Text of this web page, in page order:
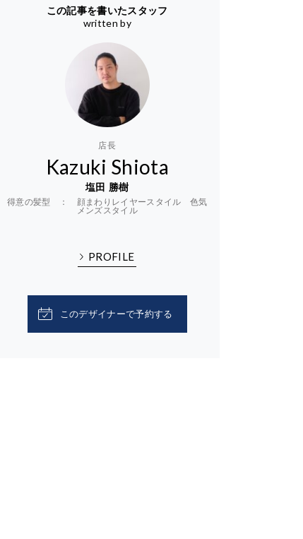
この記事を書いたスタッフ
written by
店長
Kazuki Shiota
塩田 勝樹
得意の髪型 ： 顔まわりレイヤースタイル 色気
メンズスタイル
PROFILE
このデザイナーで予約する